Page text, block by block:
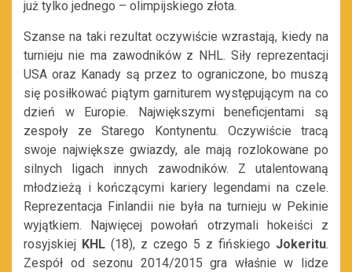
już tylko jednego – olimpijskiego złota.
Szanse na taki rezultat oczywiście wzrastają, kiedy na
turnieju nie ma zawodników z NHL. Siły reprezentacji
USA oraz Kanady są przez to ograniczone, bo muszą
się posiłkować piątym garniturem występującym na co
dzień w Europie. Największymi beneficjentami są
zespoły ze Starego Kontynentu. Oczywiście tracą
swoje największe gwiazdy, ale mają rozlokowane po
silnych ligach innych zawodników. Z utalentowaną
młodzieżą i kończącymi kariery legendami na czele.
Reprezentacja Finlandii nie była na turnieju w Pekinie
wyjątkiem. Najwięcej powołań otrzymali hokeiści z
rosyjskiej KHL (18), z czego 5 z fińskiego Jokeritu.
Zespół od sezonu 2014/2015 gra właśnie w lidze